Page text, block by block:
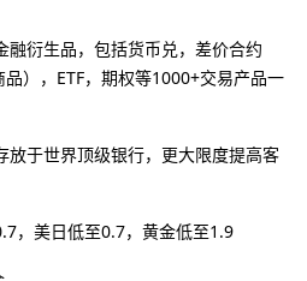
衍生品，包括货币兑，差价合约
品），ETF，期权等1000+交易产品一
于世界顶级银行，更大限度提高客
，美日低至0.7，黄金低至1.9